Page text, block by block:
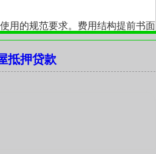
用的规范要求。费用结构提前书面
无强制搭售或附加条件。我们相
的时刻。
抵押贷款